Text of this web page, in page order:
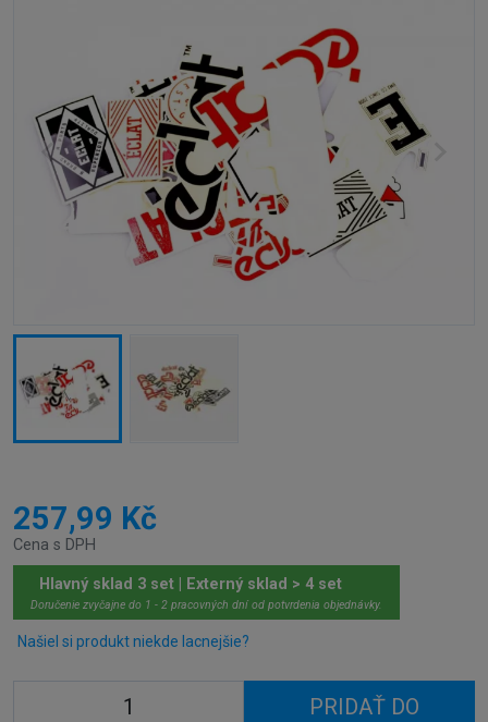
257,99 Kč
Cena s DPH
Hlavný sklad 3 set | Externý sklad > 4 set
Doručenie zvyčajne do 1 - 2 pracovných dní od potvrdenia objednávky.
Našiel si produkt niekde lacnejšie?
PRIDAŤ DO